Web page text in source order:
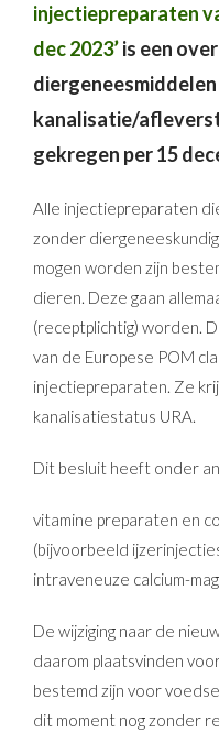
injectiepreparaten
dec 2023’is een
diergeneesmiddelen
kanalisatie/
gekregen per 15
Alle injectiepreparaten
zonder
mogen worden zijn
dieren. Deze gaan
(receptplichtig) worden.
van de Europese POM
injectiepreparaten. Ze
kanalisatiestatus URA.
Dit besluit heeft onder
vitamine preparaten en
(bijvoorbeeld
intraveneuze calcium-
De wijziging naar de
daarom plaatsvinden
bestemd zijn voor
dit moment nog zonder